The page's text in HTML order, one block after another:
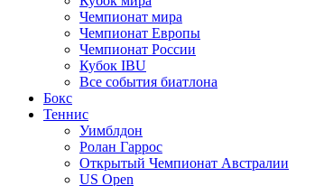
Чемпионат мира
Чемпионат Европы
Чемпионат России
Кубок IBU
Все события биатлона
Бокс
Теннис
Уимблдон
Ролан Гаррос
Открытый Чемпионат Австралии
US Open